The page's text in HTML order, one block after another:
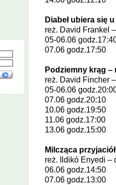
Diabeł ubiera się
reż. David Frankel
05-06.06
07.06 godz.17:50
Podziemny krąg –
reż. David Fincher
05-06.06
07.06 godz.20:10
10.06 godz.19:50
11.06 godz.17:00
13.06 godz.15:00
Milcząca
reż.
Ildikó Enyedi –
06.06 godz.14:50
07.06 godz.13:00